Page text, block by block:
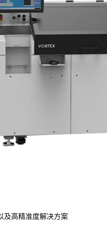
及高精准度解决方案